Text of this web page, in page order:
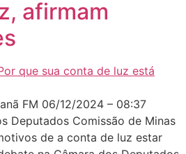
afirmam
FM 06/12/2024 – 08:37
Deputados Comissão de Minas
de a conta de luz estar